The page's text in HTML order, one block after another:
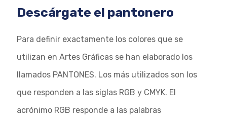
Descárgate el pantonero
Para definir exactamente los colores que se
utilizan en Artes Gráficas se han elaborado los
llamados PANTONES. Los más utilizados son los
que responden a las siglas RGB y CMYK. El
acrónimo RGB responde a las palabras